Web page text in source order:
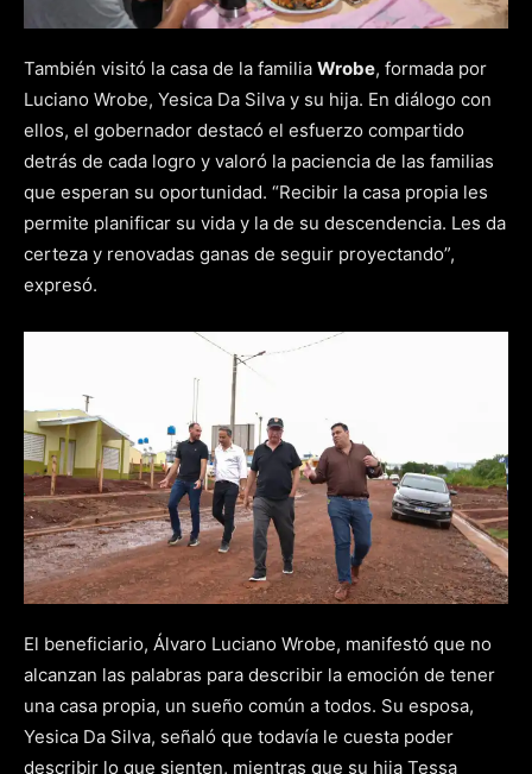
También visitó la casa de la familia Wrobe, formada por
Luciano Wrobe, Yesica Da Silva y su hija. En diálogo con
ellos, el gobernador destacó el esfuerzo compartido
detrás de cada logro y valoró la paciencia de las familias
que esperan su oportunidad. “Recibir la casa propia les
permite planificar su vida y la de su descendencia. Les da
certeza y renovadas ganas de seguir proyectando”,
expresó.
El beneficiario, Álvaro Luciano Wrobe, manifestó que no
alcanzan las palabras para describir la emoción de tener
una casa propia, un sueño común a todos. Su esposa,
Yesica Da Silva, señaló que todavía le cuesta poder
describir lo que sienten, mientras que su hija Tessa